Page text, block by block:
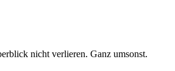
nicht verlieren. Ganz umsonst.